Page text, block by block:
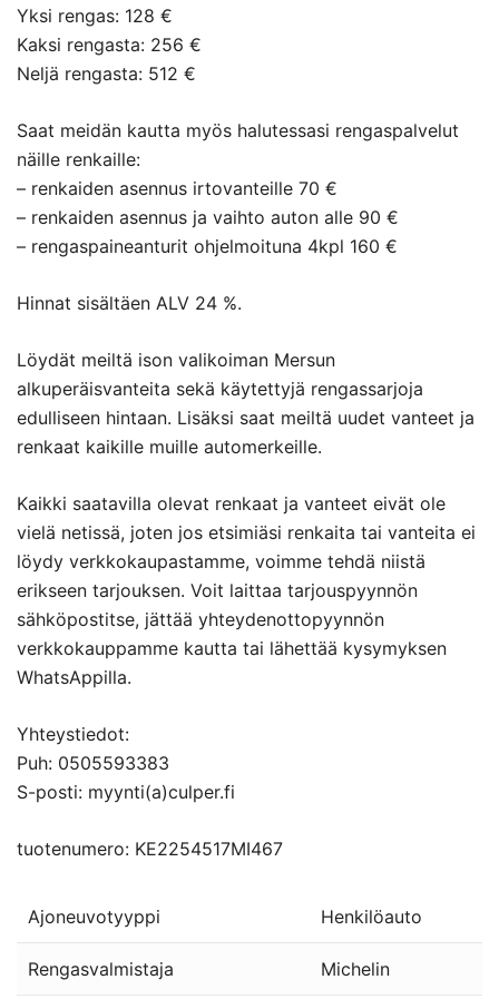
Yksi rengas: 128 €
Kaksi rengasta: 256 €
Neljä rengasta: 512 €
Saat meidän kautta myös halutessasi rengaspalvelut
näille renkaille:
– renkaiden asennus irtovanteille 70 €
– renkaiden asennus ja vaihto auton alle 90 €
– rengaspaineanturit ohjelmoituna 4kpl 160 €
Hinnat sisältäen ALV 24 %.
Löydät meiltä ison valikoiman Mersun
alkuperäisvanteita sekä käytettyjä rengassarjoja
edulliseen hintaan. Lisäksi saat meiltä uudet vanteet ja
renkaat kaikille muille automerkeille.
Kaikki saatavilla olevat renkaat ja vanteet eivät ole
vielä netissä, joten jos etsimiäsi renkaita tai vanteita ei
löydy verkkokaupastamme, voimme tehdä niistä
erikseen tarjouksen. Voit laittaa tarjouspyynnön
sähköpostitse, jättää yhteydenottopyynnön
verkkokauppamme kautta tai lähettää kysymyksen
WhatsAppilla.
Yhteystiedot:
Puh: 0505593383
S-posti: myynti(a)culper.fi
tuotenumero: KE2254517MI467
Ajoneuvotyyppi Henkilöauto
Rengasvalmistaja Michelin